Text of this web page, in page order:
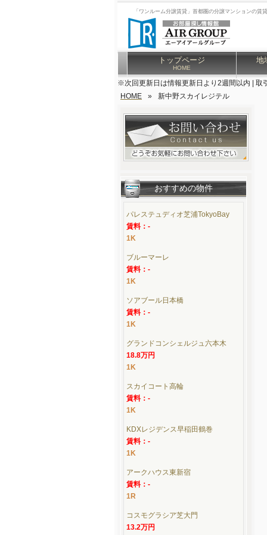
「ワンルーム分譲賃貸」首都圏の分譲マンションの賃
トップページ
HOME
地
※次回更新日は情報更新日より2週間以内 | 取
HOME
» 新中野スカイレジテル
おすすめの物件
パレステュディオ芝浦TokyoBay
賃料：-
1K
ブルーマーレ
賃料：-
1K
ソアブール日本橋
賃料：-
1K
グランドコンシェルジュ六本木
18.8万円
1K
スカイコート高輪
賃料：-
1K
KDXレジデンス早稲田鶴巻
賃料：-
1K
アークハウス東新宿
賃料：-
1R
コスモグラシア芝大門
13.2万円